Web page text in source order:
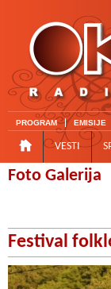
PROGRAM EMISIJE
VESTI
Foto Galerija
Festival